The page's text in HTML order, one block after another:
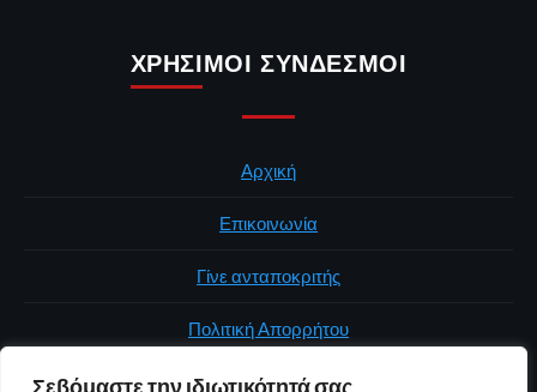
Σεβόμαστε την ιδιωτικότητά σας
ΧΡΉΣΙΜΟΙ ΣΎΝΔΕΣΜΟΙ
Αρχική
Επικοινωνία
Γίνε ανταποκριτής
Πολιτική Απορρήτου